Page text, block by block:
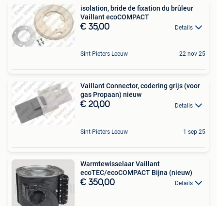
isolation, bride de fixation du brûleur
Vaillant ecoCOMPACT
€ 35,00 Details
Sint-Pieters-Leeuw 22 nov 25
Vaillant Connector, codering grijs (voor
gas Propaan) nieuw
€ 20,00 Details
Sint-Pieters-Leeuw 1 sep 25
Warmtewisselaar Vaillant
ecoTEC/ecoCOMPACT Bijna (nieuw)
€ 350,00 Details